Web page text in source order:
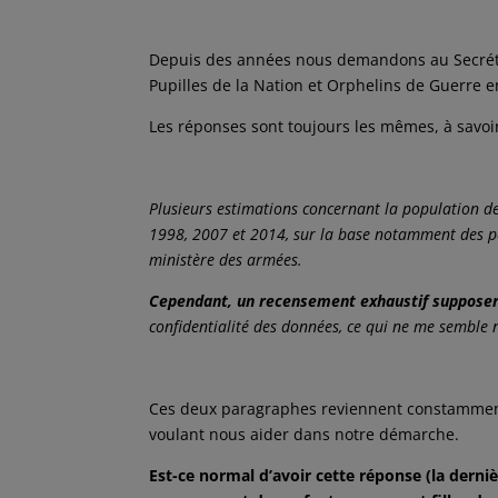
Depuis des années nous demandons au
Pupilles de la Nation et Orphelins de Guerre
Les réponses sont toujours les mêmes, à
Plusieurs estimations concernant la population
1998, 2007 et 2014, sur la base notamment des
ministère des armées.
Cependant, un recensement exhaustif
confidentialité des données, ce qui ne me
Ces deux paragraphes reviennent
voulant nous aider dans notre démarche.
Est-ce normal d’avoir cette réponse (la